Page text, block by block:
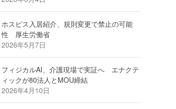
ホスピス入居紹介、規則変更で禁止の可能
性 厚生労働省
2026年5月7日
フィジカルAI、介護現場で実証へ エナクテ
ィックが80法人とMOU締結
2026年4月10日